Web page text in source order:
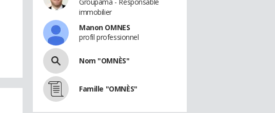
immobilier
Manon OMNES
profil professionnel
Nom "OMNÈS"
Famille "OMNÈS"